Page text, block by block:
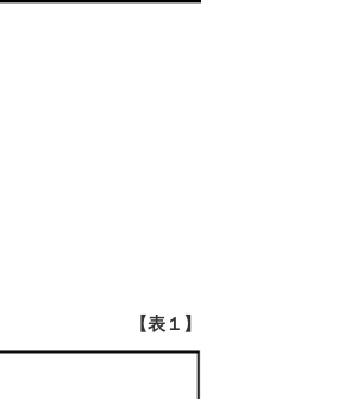
【表１】